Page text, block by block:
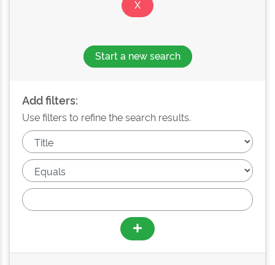
Start a new search
Add filters:
Use filters to refine the search results.